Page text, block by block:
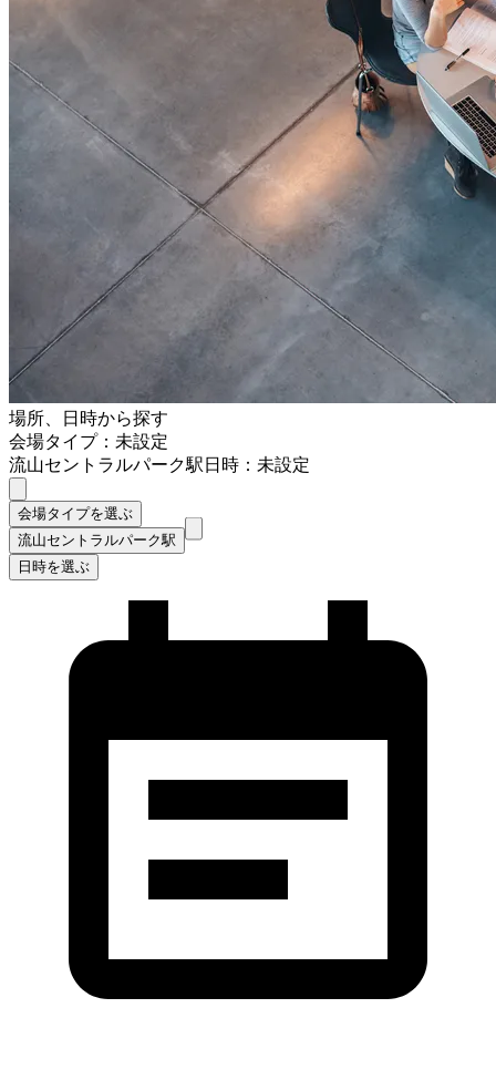
場所、日時から探す
会場タイプ：未設定
流山セントラルパーク駅日時：未設定
会場タイプを選ぶ
流山セントラルパーク駅
日時を選ぶ